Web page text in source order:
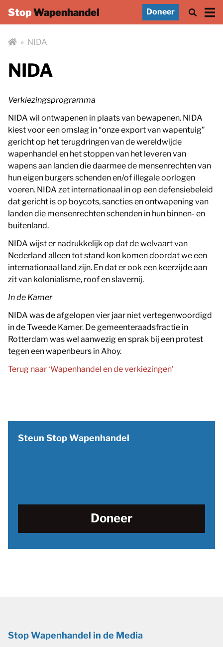
StopWapenhandel Doneer
» NIDA
NIDA
Verkiezingsprogramma
NIDA wil ontwapenen in plaats van bewapenen. NIDA
kiest voor een omslag in “onze export van wapentuig”
gericht op het terugdringen van de wereldwijde
wapenhandel en het stoppen van het leveren van
wapens aan landen die daarmee de mensenrechten van
hun eigen burgers schenden en/of illegale oorlogen
voeren. NIDA zet internationaal in op een defensiebeleid
dat gericht is op boycots, sancties en ontwapening van
landen die mensenrechten schenden in hun binnen- en
buitenland.
NIDA wijst er nadrukkelijk op dat de welvaart van
Nederland alleen tot stand kon komen doordat we een
internationaal land zijn. En dat er ook een keerzijde aan
zit van kolonialisme, roof en slavernij.
In de Kamer
NIDA was de afgelopen vier jaar niet vertegenwoordigd
in de Tweede Kamer. De gemeenteraadsfractie in
Rotterdam was wel aanwezig en sprak bij een protest
tegen een wapenbeurs in Ahoy.
Terug naar ‘Wapenhandel en de verkiezingen’
Steun Stop Wapenhandel
Doneer
Stop Wapenhandel in de Media